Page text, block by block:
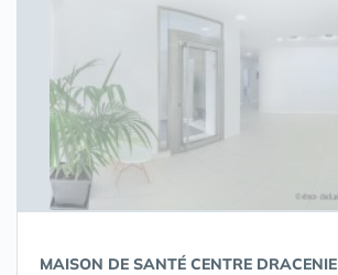
MAISON DE SANTÉ CENTRE DRACENIE